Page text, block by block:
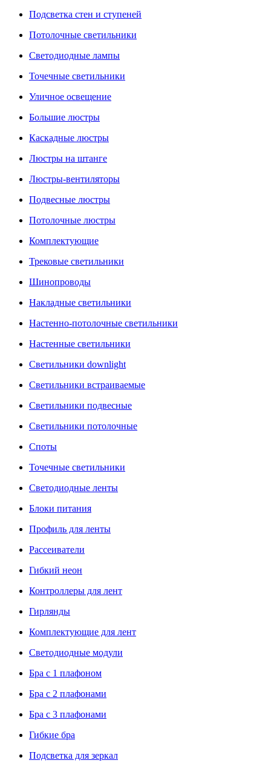
Подсветка стен и ступеней
Потолочные светильники
Светодиодные лампы
Точечные светильники
Уличное освещение
Большие люстры
Каскадные люстры
Люстры на штанге
Люстры-вентиляторы
Подвесные люстры
Потолочные люстры
Комплектующие
Трековые светильники
Шинопроводы
Накладные светильники
Настенно-потолочные светильники
Настенные светильники
Светильники downlight
Светильники встраиваемые
Светильники подвесные
Светильники потолочные
Споты
Точечные светильники
Светодиодные ленты
Блоки питания
Профиль для ленты
Рассеиватели
Гибкий неон
Контроллеры для лент
Гирлянды
Комплектующие для лент
Светодиодные модули
Бра с 1 плафоном
Бра с 2 плафонами
Бра с 3 плафонами
Гибкие бра
Подсветка для зеркал